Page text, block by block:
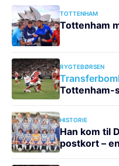
TOTTENHAM
Tottenham
RYGTEBØRSEN
Tottenham-
HISTORIE
Han kom til
postkort –